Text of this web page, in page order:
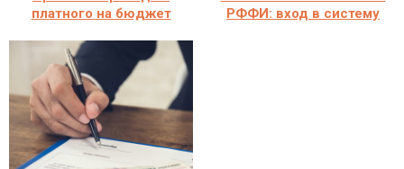
платного на бюджет
РФФИ: вход в систему